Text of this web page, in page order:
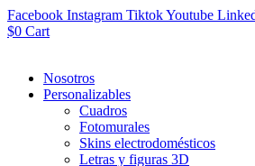
Facebook Instagram TiktokYoutube
$0 Cart
Nosotros
Personalizables
Cuadros
Fotomurales
Skins electrodomésticos
Letras y figuras 3D